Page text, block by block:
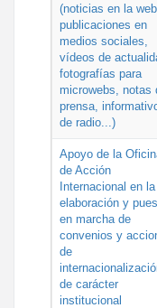
(noticias en la web,
publicaciones en
medios sociales,
vídeos de
fotografías para
microwebs, notas
prensa,
de radio...)
Apoyo de la
de Acción
Internacional en la
elaboración y
en marcha de
convenios y
de
de carácter
institucional